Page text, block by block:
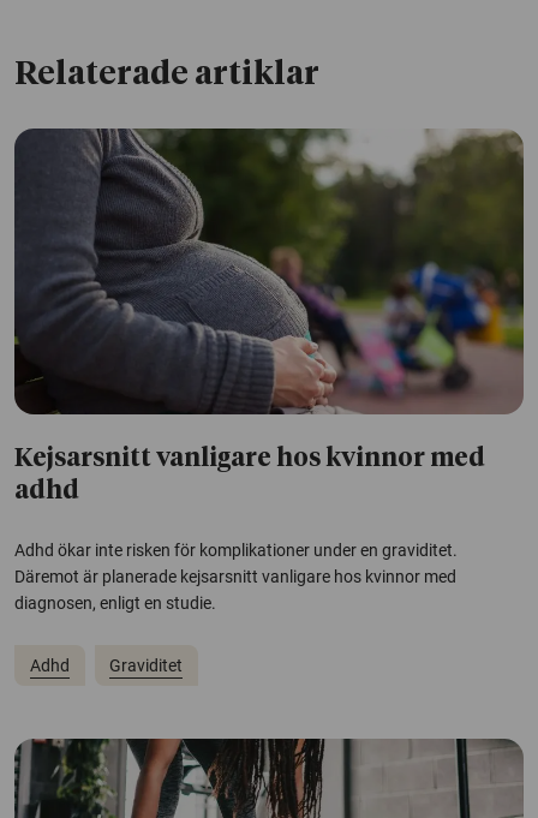
Relaterade artiklar
Kejsarsnitt vanligare hos kvinnor med
adhd
Adhd ökar inte risken för komplikationer under en graviditet.
Däremot är planerade kejsarsnitt vanligare hos kvinnor med
diagnosen, enligt en studie.
Adhd Graviditet